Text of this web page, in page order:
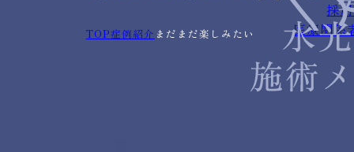
採
医療関係
TOP症例紹介 まだまだ楽しみたい